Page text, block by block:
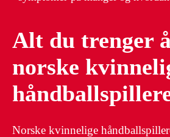
Alt du trenger
norske
Norske kvinnelige